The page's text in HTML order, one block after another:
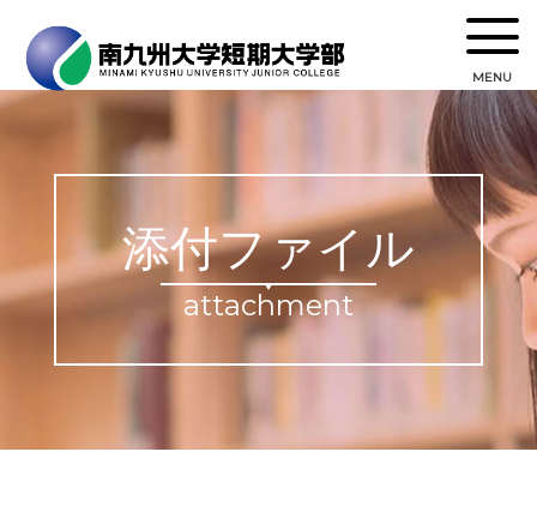
MENU
添付ファイル
attachment